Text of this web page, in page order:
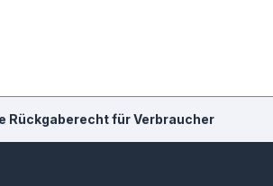
Rückgaberecht für Verbraucher